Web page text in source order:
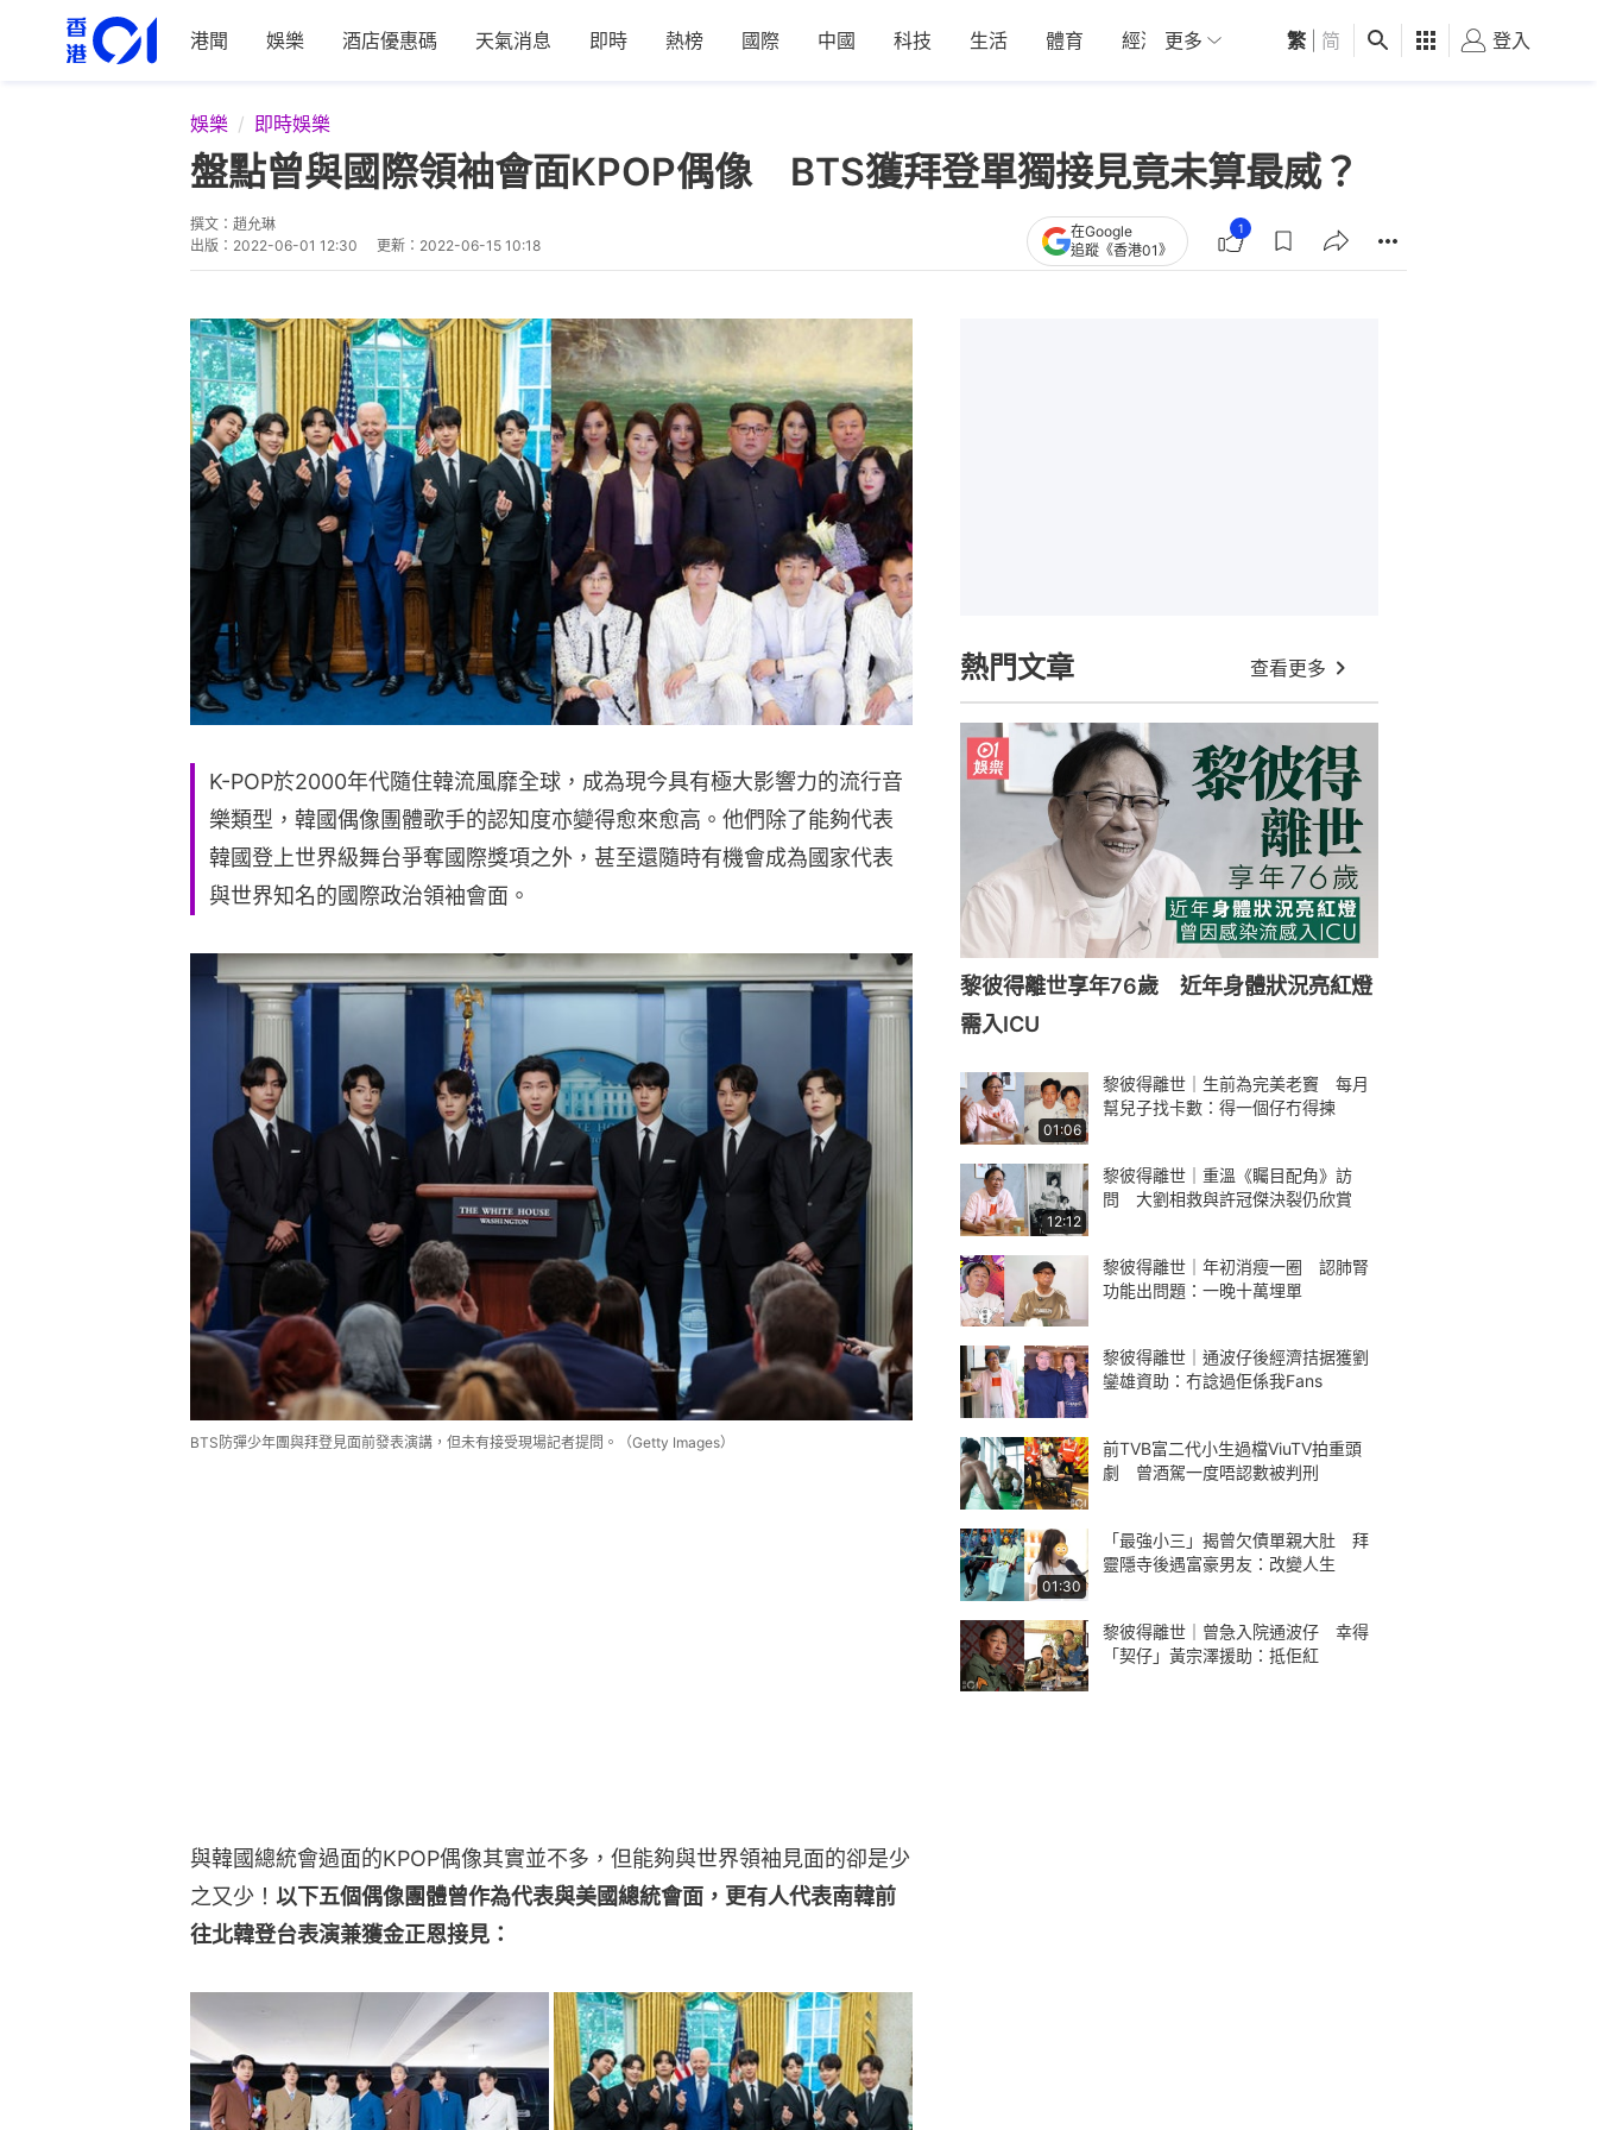
港聞 娛樂 酒店優惠碼 天氣消息 即時 熱榜 國際 中國 科技 生活 體育 經濟 01深圳 觀點 健康 好食玩飛
更多 繁 简 登入
娛樂 即時娛樂
盤點曾與國際領袖會面KPOP偶像 BTS獲拜登單獨接見竟未算最威？
撰文： 趙允琳
出版： 2022-06-01 12:30 更新： 2022-06-15 10:18
在Google
追蹤《香港01》
1
K-POP於2000年代隨住韓流風靡全球，成為現今具有極大影響力的流行音
樂類型，韓國偶像團體歌手的認知度亦變得愈來愈高。他們除了能夠代表
韓國登上世界級舞台爭奪國際獎項之外，甚至還隨時有機會成為國家代表
與世界知名的國際政治領袖會面。
BTS防彈少年團與拜登見面前發表演講，但未有接受現場記者提問。（Getty Images）
與韓國總統會過面的KPOP偶像其實並不多，但能夠與世界領袖見面的卻是少
之又少！ 以下五個偶像團體曾作為代表與美國總統會面，更有人代表南韓前
往北韓登台表演兼獲金正恩接見：
熱門文章 查看更多
黎彼得離世享年76歲 近年身體狀況亮紅燈
需入ICU
01:06
黎彼得離世｜生前為完美老竇 每月
幫兒子找卡數：得一個仔冇得揀
12:12
黎彼得離世｜重溫《矚目配角》訪
問 大劉相救與許冠傑決裂仍欣賞
黎彼得離世｜年初消瘦一圈 認肺腎
功能出問題：一晚十萬埋單
黎彼得離世｜通波仔後經濟拮据獲劉
鑾雄資助：冇諗過佢係我Fans
前TVB富二代小生過檔ViuTV拍重頭
劇 曾酒駕一度唔認數被判刑
01:30
「最強小三」揭曾欠債單親大肚 拜
靈隱寺後遇富豪男友：改變人生
黎彼得離世｜曾急入院通波仔 幸得
「契仔」黃宗澤援助：抵佢紅